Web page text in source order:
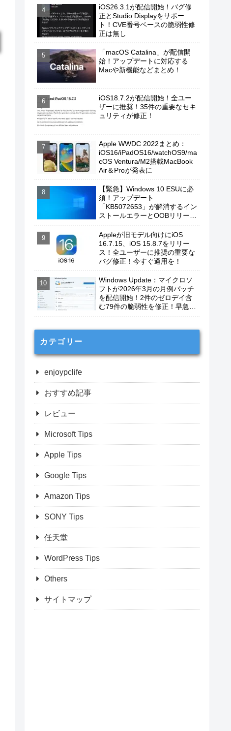
iOS26.3.1が配信開始！バグ修
正とStudio Displayをサポー
ト！CVE番号ベースの脆弱性修
正は無し
「macOS Catalina」が配信開
始！アップデートに対応する
Macや新機能などまとめ！
iOS18.7.2が配信開始！全ユー
ザーに推奨！35件の重要なセキ
ュリティが修正！
Apple WWDC 2022まとめ：
iOS16/iPadOS16/watchOS9/ma
cOS Ventura/M2搭載MacBook
Air＆Proが発表に
【緊急】Windows 10 ESUに必
須！アップデート
「KB5072653」が解消するイン
ストールエラーとOOBリリース
Appleが旧モデル向けにiOS
16.7.15、iOS 15.8.7をリリー
ス！全ユーザーに推奨の重要な
バグ修正！今すぐ適用を！
Windows Update：マイクロソ
フトが2026年3月の月例パッチ
を配信開始！2件のゼロデイ含
む79件の脆弱性を修正！早急に
カテゴリー
enjoypclife
おすすめ記事
レビュー
Microsoft Tips
Apple Tips
Google Tips
Amazon Tips
SONY Tips
任天堂
WordPress Tips
Others
サイトマップ